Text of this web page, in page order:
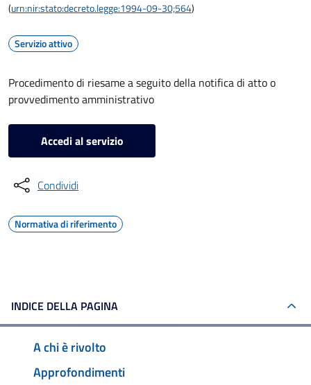
(urn:nir:stato:decreto.legge:1994-09-30;564)
Servizio attivo
Procedimento di riesame a seguito della notifica di atto o
provvedimento amministrativo
Accedi al servizio
Condividi
Normativa di riferimento
INDICE DELLA PAGINA
A chi è rivolto
Approfondimenti